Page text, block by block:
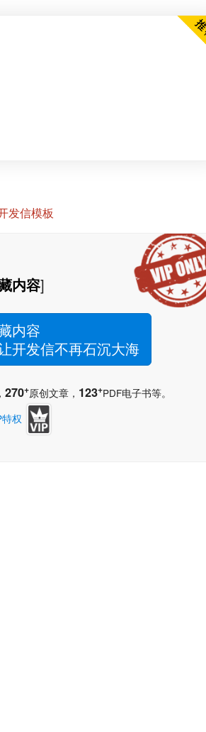
发信模板
内容]
内容
开发信不再石沉大海
270+原创文章， 123+PDF电子书等。
权